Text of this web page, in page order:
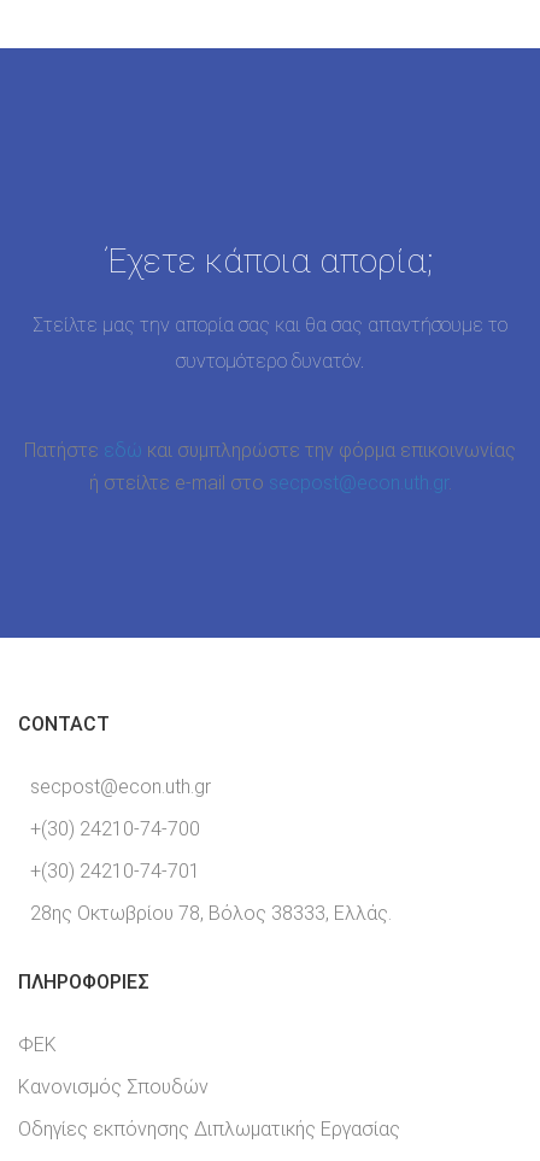
Έχετε κάποια απορία;
Στείλτε μας την απορία σας και θα σας απαντήσουμε το
συντομότερο δυνατόν.
Πατήστε εδώ και συμπληρώστε την φόρμα επικοινωνίας
ή στείλτε e-mail στο secpost@econ.uth.gr.
CONTACT
secpost@econ.uth.gr
+(30) 24210-74-700
+(30) 24210-74-701
28ης Οκτωβρίου 78, Βόλος 38333, Ελλάς.
ΠΛΗΡΟΦΟΡΊΕΣ
ΦΕΚ
Κανονισμός Σπουδών
Οδηγίες εκπόνησης Διπλωματικής Εργασίας